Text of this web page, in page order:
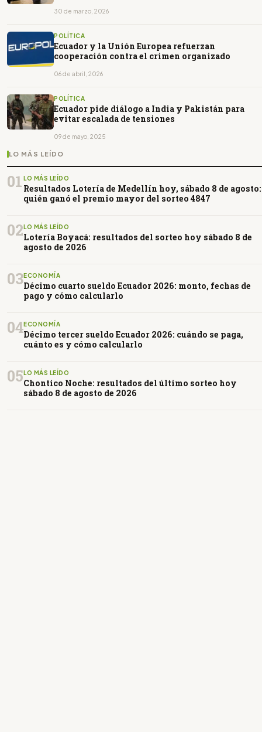
30 de marzo, 2026
POLÍTICA
Ecuador y la Unión Europea refuerzan
cooperación contra el crimen organizado
06 de abril, 2026
POLÍTICA
Ecuador pide diálogo a India y Pakistán para
evitar escalada de tensiones
09 de mayo, 2025
LO MÁS LEÍDO
01 LO MÁS LEÍDO
Resultados Lotería de Medellín hoy, sábado 8 de agosto:
quién ganó el premio mayor del sorteo 4847
02LO MÁS LEÍDO
Lotería Boyacá: resultados del sorteo hoy sábado 8 de
agosto de 2026
03ECONOMÍA
Décimo cuarto sueldo Ecuador 2026: monto, fechas de
pago y cómo calcularlo
04ECONOMÍA
Décimo tercer sueldo Ecuador 2026: cuándo se paga,
cuánto es y cómo calcularlo
05LO MÁS LEÍDO
Chontico Noche: resultados del último sorteo hoy
sábado 8 de agosto de 2026